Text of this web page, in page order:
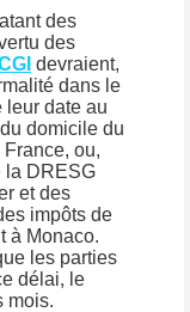
des
des
devraient,
dans le
leur date au
domicile du
ou,
la DRESG
et des
impôts de
à Monaco.
les parties
délai, le
mois.